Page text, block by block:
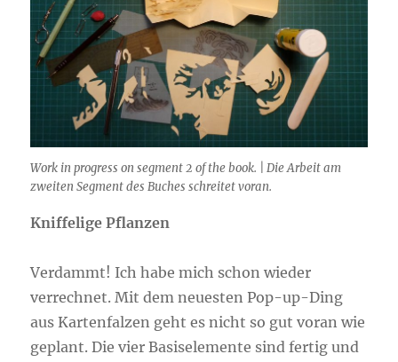
Work in progress on segment 2 of the book. | Die Arbeit am
zweiten Segment des Buches schreitet voran.
Kniffelige Pflanzen
Verdammt! Ich habe mich schon wieder
verrechnet. Mit dem neuesten Pop-up-Ding
aus Kartenfalzen geht es nicht so gut voran wie
geplant. Die vier Basiselemente sind fertig und